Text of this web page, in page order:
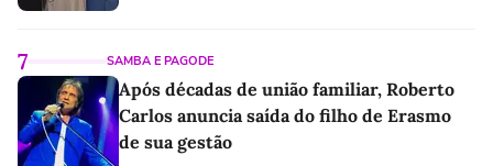
7 SAMBA E PAGODE
Após décadas de união familiar, Roberto
Carlos anuncia saída do filho de Erasmo
de sua gestão